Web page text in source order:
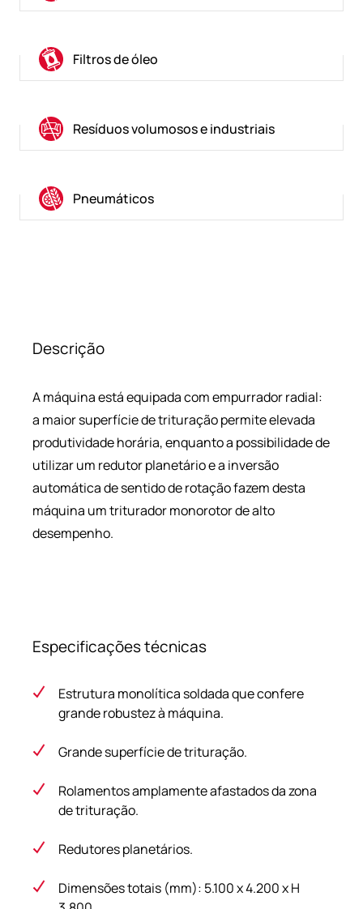
Filtros de óleo
Resíduos volumosos e industriais
Pneumáticos
Descrição
A máquina está equipada com empurrador radial:
a maior superfície de trituração permite elevada
produtividade horária, enquanto a possibilidade de
utilizar um redutor planetário e a inversão
automática de sentido de rotação fazem desta
máquina um triturador monorotor de alto
desempenho.
Especificações técnicas
Estrutura monolítica soldada que confere
grande robustez à máquina.
Grande superfície de trituração.
Rolamentos amplamente afastados da zona
de trituração.
Redutores planetários.
Dimensões totais (mm): 5.100 x 4.200 x H